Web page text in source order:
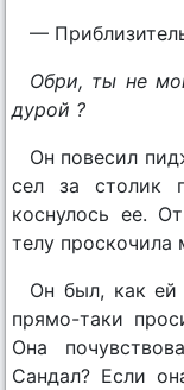
—
Обри, ты не
дурой ?
Он повесил
сел за столик
коснулось ее.
телу проскочила
Он был, как ей
прямо-таки
Она
Сандал? Если